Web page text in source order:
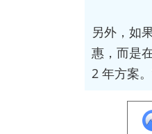
另外，如
惠，而是
2 年方案